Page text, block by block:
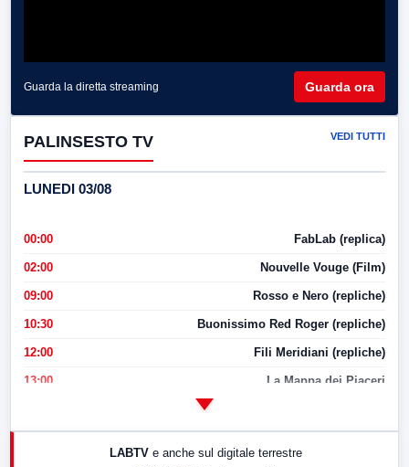
Guarda la diretta streaming Guarda ora
PALINSESTO TV VEDI TUTTI
LUNEDI 03/08
00:00 FabLab (replica)
02:00 Nouvelle Vouge (Film)
09:00 Rosso e Nero (repliche)
10:30 Buonissimo Red Roger (repliche)
12:00 Fili Meridiani (repliche)
13:00 La Mappa dei Piaceri
LABTV e anche sul digitale terrestre